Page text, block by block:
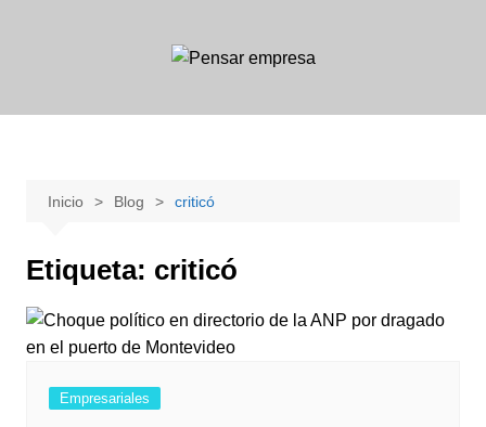
Inicio Blog criticó
Etiqueta: criticó
Empresariales